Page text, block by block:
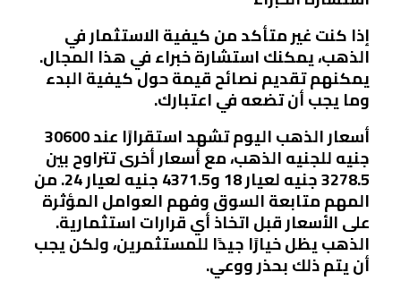
إذا كنت غير متأكد من كيفية الاستثمار في
الذهب، يمكنك استشارة خبراء في هذا المجال.
يمكنهم تقديم نصائح قيمة حول كيفية البدء
وما يجب أن تضعه في اعتبارك.
أسعار الذهب اليوم تشهد استقرارًا عند 30600
جنيه للجنيه الذهب، مع أسعار أخرى تتراوح بين
3278.5 جنيه لعيار 18 و4371.5 جنيه لعيار 24. من
المهم متابعة السوق وفهم العوامل المؤثرة
على الأسعار قبل اتخاذ أي قرارات استثمارية.
الذهب يظل خيارًا جيدًا للمستثمرين، ولكن يجب
أن يتم ذلك بحذر ووعي.